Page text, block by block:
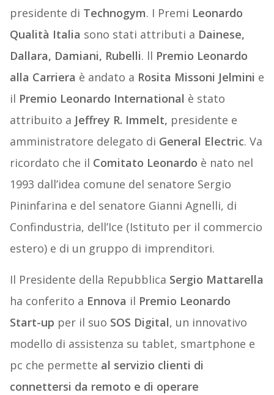
presidente di Technogym. I Premi Leonardo
Qualità Italia sono stati attributi a Dainese,
Dallara, Damiani, Rubelli. ll Premio Leonardo
alla Carriera è andato a Rosita Missoni Jelmini e
il Premio Leonardo International è stato
attribuito a Jeffrey R. Immelt, presidente e
amministratore delegato di General Electric. Va
ricordato che il Comitato Leonardo è nato nel
1993 dall’idea comune del senatore Sergio
Pininfarina e del senatore Gianni Agnelli, di
Confindustria, dell’Ice (Istituto per il commercio
estero) e di un gruppo di imprenditori.
Il Presidente della Repubblica Sergio Mattarella
ha conferito a Ennova il Premio Leonardo
Start-up per il suo SOS Digital, un innovativo
modello di assistenza su tablet, smartphone e
pc che permette al servizio clienti di
connettersi da remoto e di operare